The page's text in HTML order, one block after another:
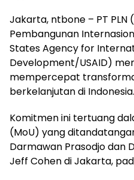
Jakarta, ntbone – PT
Pembangunan
States Agency for
Development/USAID)
mempercepat
berkelanjutan di Indonesia.
Komitmen ini tertuang
(MoU) yang
Darmawan Prasodjo dan
Jeff Cohen di Jakarta,